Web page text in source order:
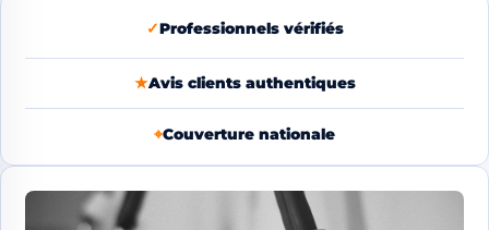
✓Professionnels vérifiés
★Avis clients authentiques
⌖Couverture nationale